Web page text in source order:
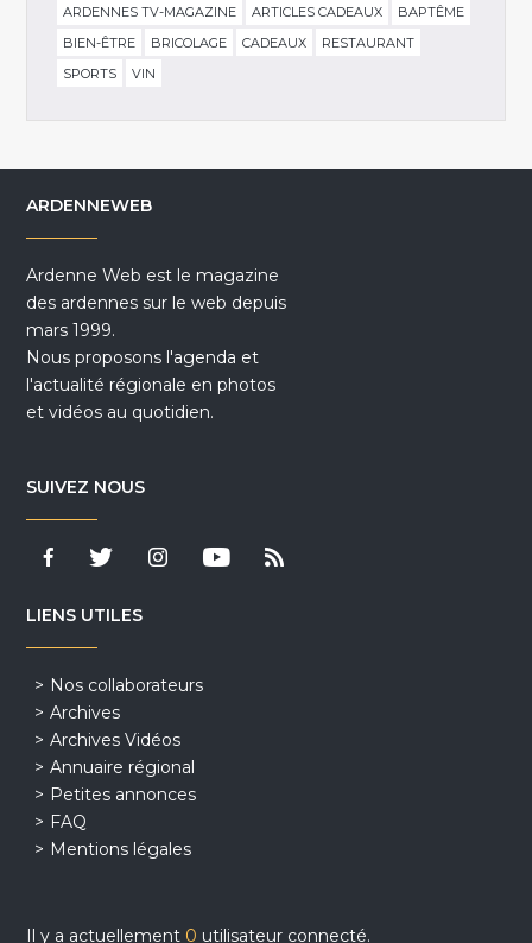
ARDENNES TV-MAGAZINE
ARTICLES CADEAUX
BAPTÊME
BIEN-ÊTRE
BRICOLAGE CADEAUX
RESTAURANT
SPORTS
VIN
ARDENNEWEB
Ardenne Web est le magazine
des ardennes sur le web depuis
mars 1999.
Nous proposons l'agenda et
l'actualité régionale en photos
et vidéos au quotidien.
SUIVEZ NOUS
LIENS UTILES
Nos collaborateurs
Archives
Archives Vidéos
Annuaire régional
Petites annonces
FAQ
Mentions légales
Il y a actuellement 0 utilisateur connecté.